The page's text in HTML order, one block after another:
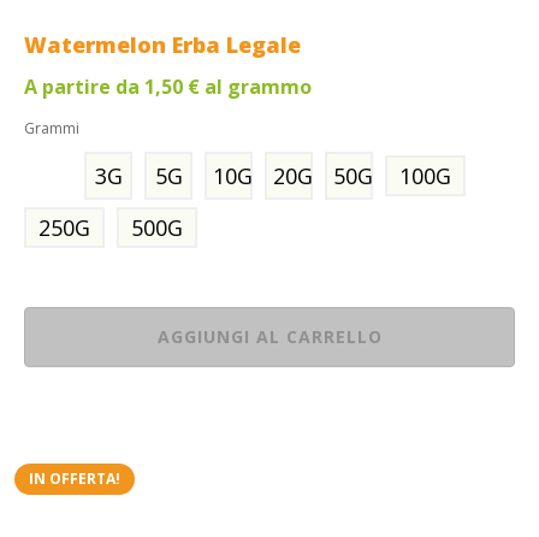
Watermelon Erba Legale
A partire da 1,50 € al grammo
Grammi
3G 5G 10G 20G 50G
100G
250G
500G
AGGIUNGI AL CARRELLO
IN OFFERTA!